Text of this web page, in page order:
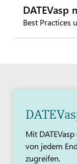
Best Practices
Mit
von jedem
zugreifen.